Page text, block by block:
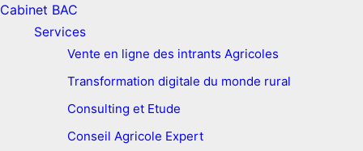
Cabinet BAC
Services
Vente en ligne des intrants Agricoles
Transformation digitale du monde rural
Consulting et Etude
Conseil Agricole Expert